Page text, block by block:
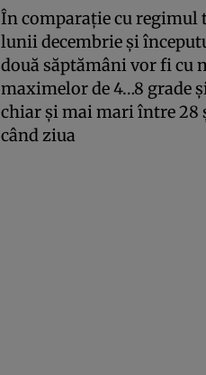
În comparaţie cu regimul
lunii decembrie şi
două săptămâni vor fi cu
maximelor de 4…8 grade
chiar şi mai mari între 28
când ziua